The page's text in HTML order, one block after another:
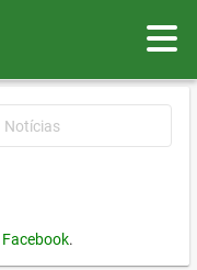
Notícias
Facebook.